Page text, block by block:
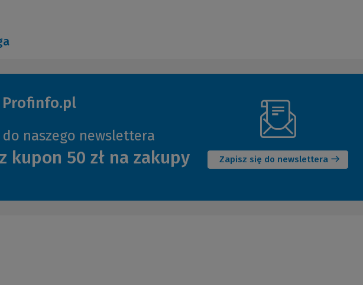
do naszego newslettera
kupon 50 zł na zakupy Zapisz się do newslettera
okno)